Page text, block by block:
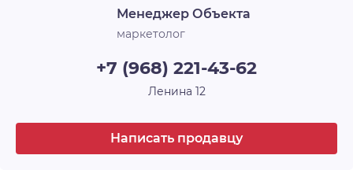
Менеджер Объекта
маркетолог
+7 (968) 221-43-62
Ленина 12
Написать продавцу